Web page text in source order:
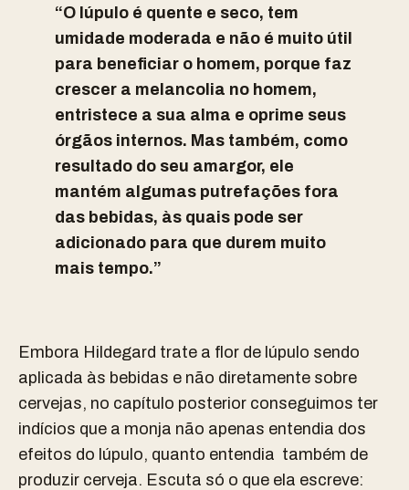
“O lúpulo é quente e seco, tem
umidade moderada e não é muito útil
para beneficiar o homem, porque faz
crescer a melancolia no homem,
entristece a sua alma e oprime seus
órgãos internos. Mas também, como
resultado do seu amargor, ele
mantém algumas putrefações fora
das bebidas, às quais pode ser
adicionado para que durem muito
mais tempo.”
Embora Hildegard trate a flor de lúpulo sendo
aplicada às bebidas e não diretamente sobre
cervejas, no capítulo posterior conseguimos ter
indícios que a monja não apenas entendia dos
efeitos do lúpulo, quanto entendia também de
produzir cerveja. Escuta só o que ela escreve: